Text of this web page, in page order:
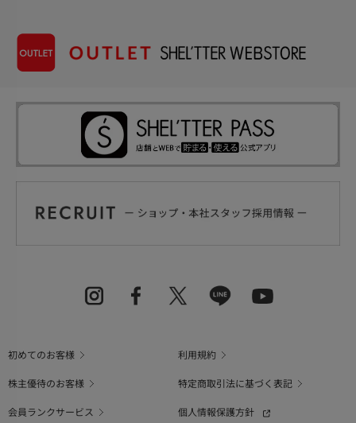
初めてのお客様
利用規約
株主優待のお客様
特定商取引法に基づく表記
会員ランクサービス
個人情報保護方針